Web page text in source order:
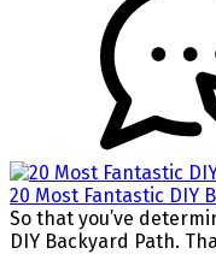
20 Most Fantastic DIY
So that you’ve
DIY Backyard Path.